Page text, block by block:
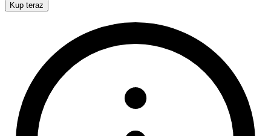
Kup teraz